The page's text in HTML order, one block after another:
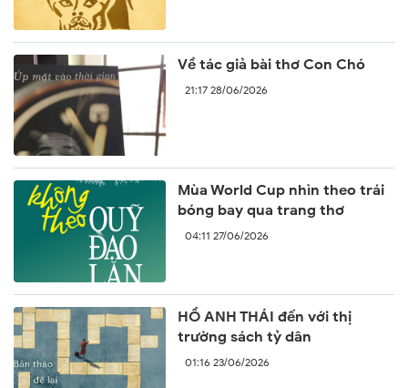
Về tác giả bài thơ Con Chó
21:17 28/06/2026
Mùa World Cup nhìn theo trái
bóng bay qua trang thơ
04:11 27/06/2026
HỒ ANH THÁI đến với thị
trường sách tỷ dân
01:16 23/06/2026